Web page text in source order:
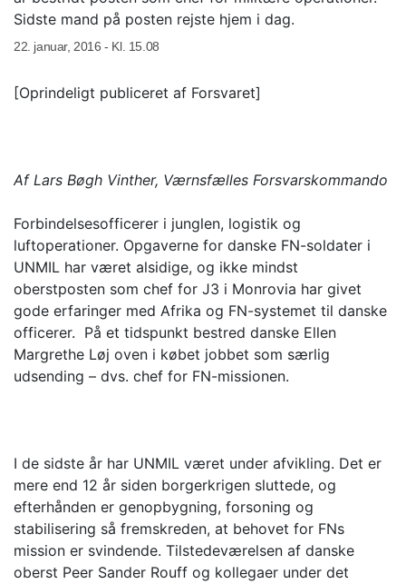
Sidste mand på posten rejste hjem i dag.
22. januar, 2016 - Kl. 15.08
[Oprindeligt publiceret af Forsvaret]
Af Lars Bøgh Vinther, Værnsfælles Forsvarskommando
Forbindelsesofficerer i junglen, logistik og
luftoperationer. Opgaverne for danske FN-soldater i
UNMIL har været alsidige, og ikke mindst
oberstposten som chef for J3 i Monrovia har givet
gode erfaringer med Afrika og FN-systemet til danske
officerer. På et tidspunkt bestred danske Ellen
Margrethe Løj oven i købet jobbet som særlig
udsending – dvs. chef for FN-missionen.
I de sidste år har UNMIL været under afvikling. Det er
mere end 12 år siden borgerkrigen sluttede, og
efterhånden er genopbygning, forsoning og
stabilisering så fremskreden, at behovet for FNs
mission er svindende. Tilstedeværelsen af danske
oberst Peer Sander Rouff og kollegaer under det